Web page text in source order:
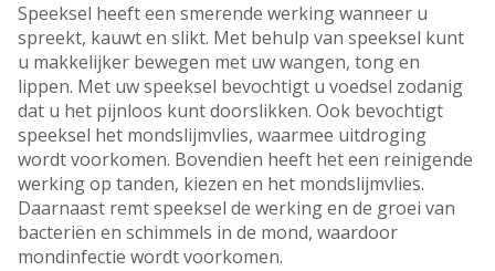
Speeksel heeft een smerende werking wanneer u
spreekt, kauwt en slikt. Met behulp van speeksel kunt
u makkelijker bewegen met uw wangen, tong en
lippen. Met uw speeksel bevochtigt u voedsel zodanig
dat u het pijnloos kunt doorslikken. Ook bevochtigt
speeksel het mondslijmvlies, waarmee uitdroging
wordt voorkomen. Bovendien heeft het een reinigende
werking op tanden, kiezen en het mondslijmvlies.
Daarnaast remt speeksel de werking en de groei van
bacteriën en schimmels in de mond, waardoor
mondinfectie wordt voorkomen.